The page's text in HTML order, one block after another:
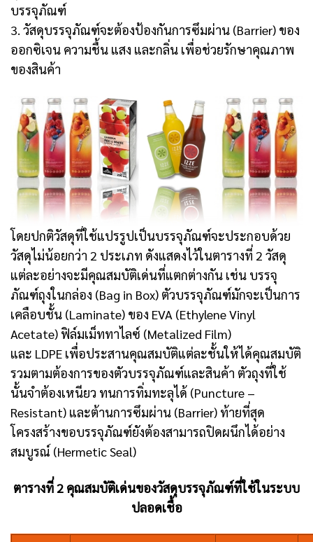
บรรจุภัณฑ์
3. วัสดุบรรจุภัณฑ์จะต้องป้องกันการซึมผ่าน (Barrier) ของ
ออกซิเจน ความชื้น แสง และกลิ่น เพื่อช่วยรักษาคุณภาพ
ของสินค้า
โดยปกติวัสดุที่ใช้แปรรูปเป็นบรรจุภัณฑ์จะประกอบด้วย
วัสดุไม่น้อยกว่า 2 ประเภท ดังแสดงไว้ในตารางที่ 2 วัสดุ
แต่ละอย่างจะมีคุณสมบัติเด่นที่แตกต่างกัน เช่น บรรจุ
ภัณฑ์ถุงในกล่อง (Bag in Box) ตัวบรรจุภัณฑ์มักจะเป็นการ
เคลือบชั้น (Laminate) ของ EVA (Ethylene Vinyl
Acetate) ฟิล์มเม็ททาไลซ์ (Metalized Film)
และ LDPE เพื่อประสานคุณสมบัติแต่ละชั้นให้ได้คุณสมบัติ
รวมตามต้องการของตัวบรรจุภัณฑ์และสินค้า ตัวถุงที่ใช้
นั้นจำต้องเหนียว ทนการทิ่มทะลุได้ (Puncture –
Resistant) และต้านการซึมผ่าน (Barrier) ท้ายที่สุด
โครงสร้างขอบรรจุภัณฑ์ยังต้องสามารถปิดผนึกได้อย่าง
สมบูรณ์ (Hermetic Seal)
ตารางที่ 2 คุณสมบัติเด่นของวัสดุบรรจุภัณฑ์ที่ใช้ในระบบ
ปลอดเชื้อ